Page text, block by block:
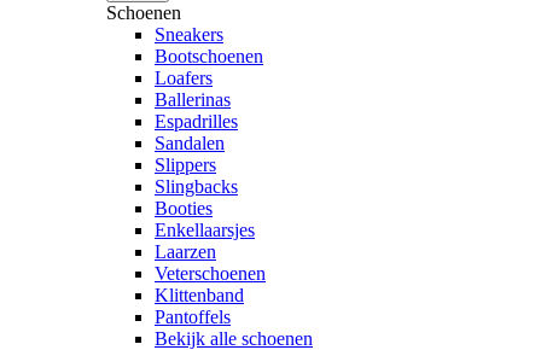
Schoenen
Sneakers
Bootschoenen
Loafers
Ballerinas
Espadrilles
Sandalen
Slippers
Slingbacks
Booties
Enkellaarsjes
Laarzen
Veterschoenen
Klittenband
Pantoffels
Bekijk alle schoenen